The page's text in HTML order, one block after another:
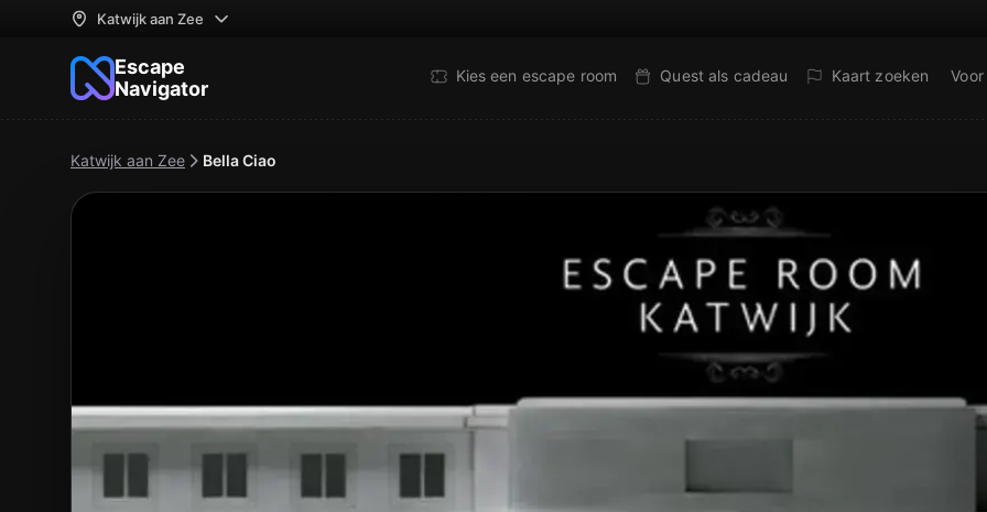
Katwijk aan Zee
Escape
Navigator
Kies een escape room Quest als cadeau Kaart zoeken
Katwijk aan Zee Bella Ciao